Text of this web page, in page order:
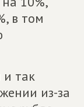
в том
и так
из-за